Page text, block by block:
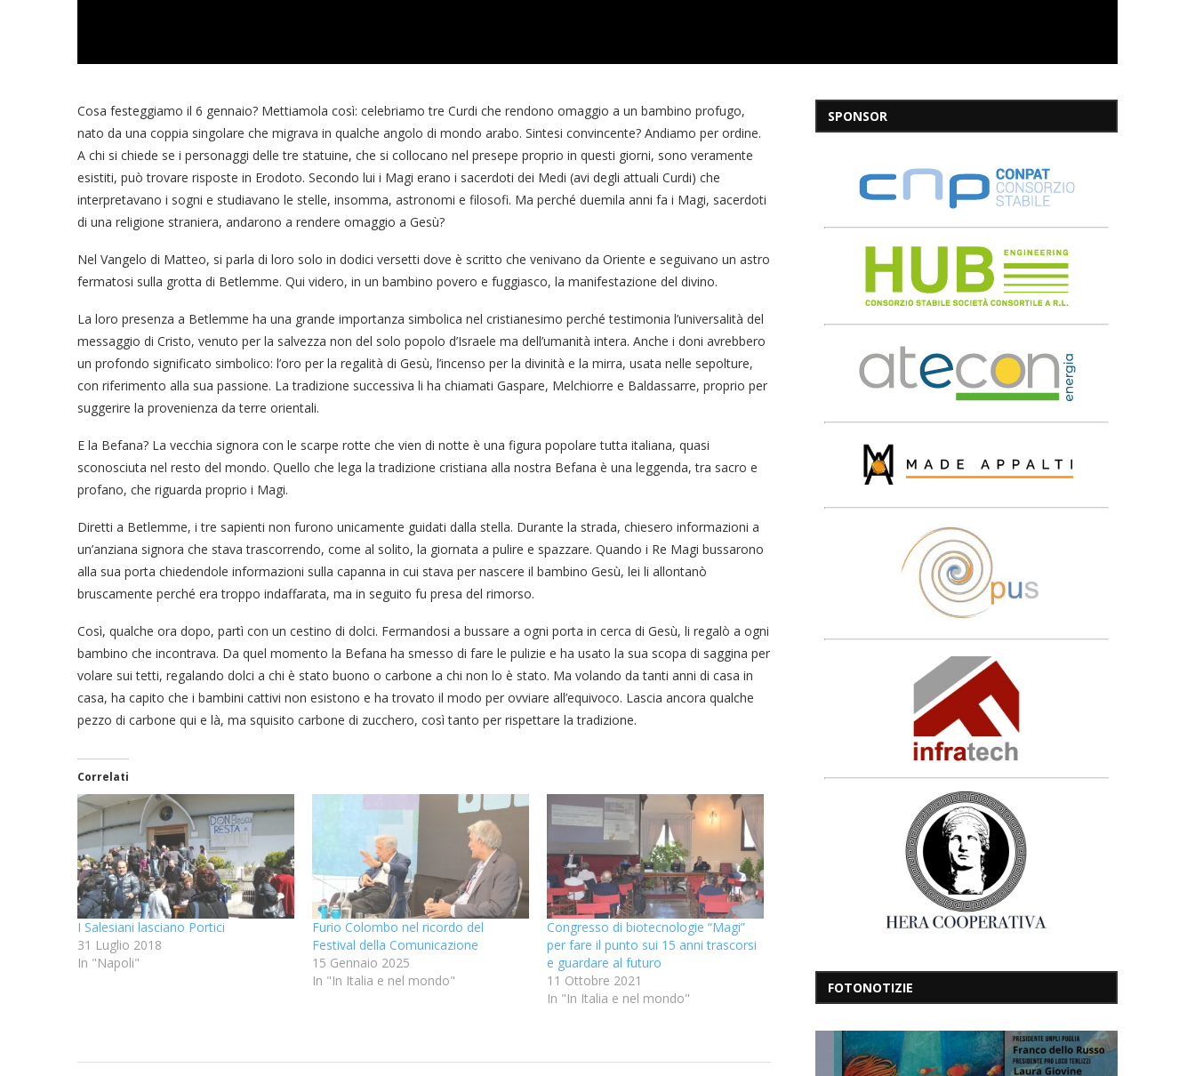
Cosa festeggiamo il 6 gennaio? Mettiamola così: celebriamo tre Curdi che rendono omaggio a un bambino profugo,
nato da una coppia singolare che migrava in qualche angolo di mondo arabo. Sintesi convincente? Andiamo per ordine.
A chi si chiede se i personaggi delle tre statuine, che si collocano nel presepe proprio in questi giorni, sono veramente
esistiti, può trovare risposte in Erodoto. Secondo lui i Magi erano i sacerdoti dei Medi (avi degli attuali Curdi) che
interpretavano i sogni e studiavano le stelle, insomma, astronomi e filosofi. Ma perché duemila anni fa i Magi, sacerdoti
di una religione straniera, andarono a rendere omaggio a Gesù?
Nel Vangelo di Matteo, si parla di loro solo in dodici versetti dove è scritto che venivano da Oriente e seguivano un astro
fermatosi sulla grotta di Betlemme. Qui videro, in un bambino povero e fuggiasco, la manifestazione del divino.
La loro presenza a Betlemme ha una grande importanza simbolica nel cristianesimo perché testimonia l’universalità del
messaggio di Cristo, venuto per la salvezza non del solo popolo d’Israele ma dell’umanità intera. Anche i doni avrebbero
un profondo significato simbolico: l’oro per la regalità di Gesù, l’incenso per la divinità e la mirra, usata nelle sepolture,
con riferimento alla sua passione. La tradizione successiva li ha chiamati Gaspare, Melchiorre e Baldassarre, proprio per
suggerire la provenienza da terre orientali.
E la Befana? La vecchia signora con le scarpe rotte che vien di notte è una figura popolare tutta italiana, quasi
sconosciuta nel resto del mondo. Quello che lega la tradizione cristiana alla nostra Befana è una leggenda, tra sacro e
profano, che riguarda proprio i Magi.
Diretti a Betlemme, i tre sapienti non furono unicamente guidati dalla stella. Durante la strada, chiesero informazioni a
un’anziana signora che stava trascorrendo, come al solito, la giornata a pulire e spazzare. Quando i Re Magi bussarono
alla sua porta chiedendole informazioni sulla capanna in cui stava per nascere il bambino Gesù, lei li allontanò
bruscamente perché era troppo indaffarata, ma in seguito fu presa del rimorso.
Così, qualche ora dopo, partì con un cestino di dolci. Fermandosi a bussare a ogni porta in cerca di Gesù, li regalò a ogni
bambino che incontrava. Da quel momento la Befana ha smesso di fare le pulizie e ha usato la sua scopa di saggina per
volare sui tetti, regalando dolci a chi è stato buono o carbone a chi non lo è stato. Ma volando da tanti anni di casa in
casa, ha capito che i bambini cattivi non esistono e ha trovato il modo per ovviare all’equivoco. Lascia ancora qualche
pezzo di carbone qui e là, ma squisito carbone di zucchero, così tanto per rispettare la tradizione.
Correlati
I Salesiani lasciano Portici
31 Luglio 2018
In "Napoli"
Furio Colombo nel ricordo del
Festival della Comunicazione
15 Gennaio 2025
In "In Italia e nel mondo"
Congresso di biotecnologie “Magi”
per fare il punto sui 15 anni trascorsi
e guardare al futuro
11 Ottobre 2021
In "In Italia e nel mondo"
SPONSOR
FOTONOTIZIE